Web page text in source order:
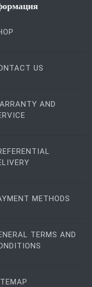
US
AND
METHODS
TERMS AND